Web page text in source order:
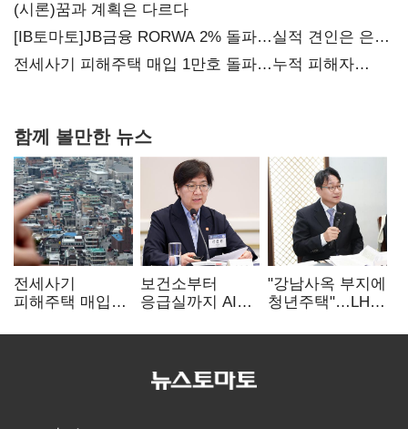
가족 지배체제 구축
(시론)꿈과 계획은 다르다
[IB토마토]JB금융 RORWA 2% 돌파…실적 견인은 은행
아닌 캐피탈
전세사기 피해주택 매입 1만호 돌파…누적 피해자
함께 볼만한 뉴스
전세사기
피해주택 매입
누적 피해자
보건소부터
응급실까지 AI
혁신 본격화
"강남사옥 부지에
청년주택"…LH도